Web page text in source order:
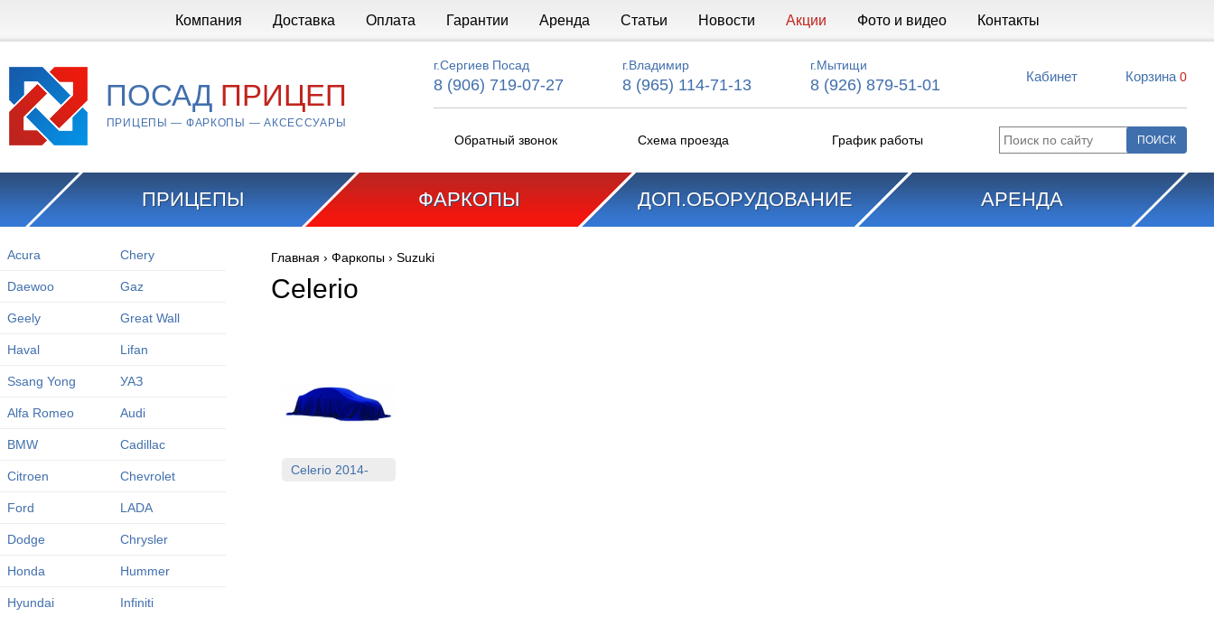
Компания Доставка Оплата Гарантии Аренда Статьи Новости Акции Фото и видео Контакты
ПОСАД ПРИЦЕП
ПРИЦЕПЫ — ФАРКОПЫ — АКСЕССУАРЫ
г.Сергиев Посад
8 (906) 719-07-27
г.Владимир
8 (965) 114-71-13
г.Мытищи
8 (926) 879-51-01 Кабинет Корзина 0
Обратный звонок Схема проезда График работы
ПРИЦЕПЫ ФАРКОПЫ ДОП.ОБОРУДОВАНИЕ АРЕНДА
Acura Chery
Daewoo Gaz
Geely Great Wall
Haval Lifan
Ssang Yong УАЗ
Alfa Romeo Audi
BMW Cadillac
Citroen Chevrolet
Ford LADA
Dodge Chrysler
Honda Hummer
Hyundai Infiniti
Вы здесь
Главная › Фаркопы › Suzuki
Celerio
Celerio 2014-